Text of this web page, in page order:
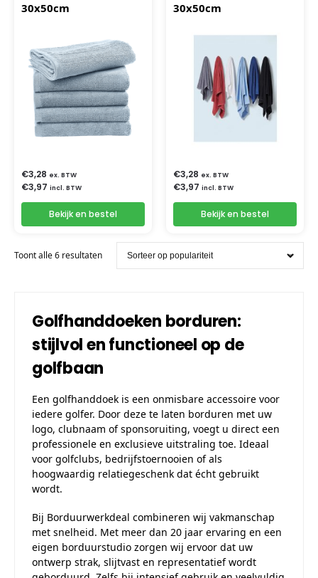
30x50cm
€3,28 ex. BTW
€3,97 incl. BTW
Bekijk en bestel
30x50cm
€3,28 ex. BTW
€3,97 incl. BTW
Bekijk en bestel
Toont alle 6 resultaten
Golfhanddoeken borduren:
stijlvol en functioneel op de
golfbaan
Een golfhanddoek is een onmisbare accessoire voor
iedere golfer. Door deze te laten borduren met uw
logo, clubnaam of sponsoruiting, voegt u direct een
professionele en exclusieve uitstraling toe. Ideaal
voor golfclubs, bedrijfstoernooien of als
hoogwaardig relatiegeschenk dat écht gebruikt
wordt.
Bij Borduurwerkdeal combineren wij vakmanschap
met snelheid. Met meer dan 20 jaar ervaring en een
eigen borduurstudio zorgen wij ervoor dat uw
ontwerp strak, slijtvast en representatief wordt